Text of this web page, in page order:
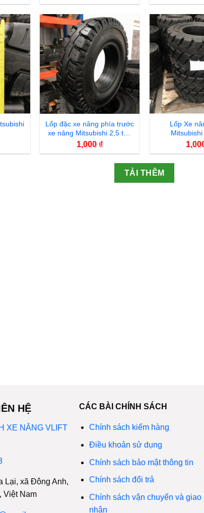
Lốp đặc xe nâng phía trước
xe nâng Mitsubishi 2,5 tấn
700-12
1,000 ₫
Lốp Xe
TẢI THÊM
HỆ
XE NÂNG VLIFT
Lại, xã Đông Anh,
Việt Nam
CÁC BÀI CHÍNH SÁCH
Chính sách kiểm hàng
Điều khoản sử dụng
Chính sách bảo mật thông tin
Chính sách đổi trả
Chính sách vận chuyển và giao
nhận